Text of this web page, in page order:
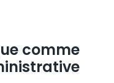
comme